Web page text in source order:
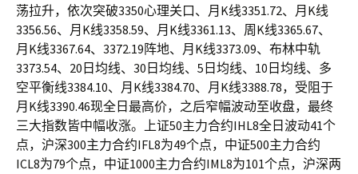
荡拉升，依次突破3350心理关口、月K线3351.72、月K线
3356.56、月K线3358.59、月K线3361.13、周K线3365.67、
月K线3367.64、3372.19阵地、月K线3373.09、布林中轨
3373.54、20日均线、30日均线、5日均线、10日均线、多
空平衡线3384.10、月K线3384.70、月K线3388.78，受阻于
月K线3390.46现全日最高价，之后窄幅波动至收盘，最终
三大指数皆中幅收涨。上证50主力合约IHL8全日波动41个
点，沪深300主力合约IFL8为49个点，中证500主力合约
ICL8为79个点，中证1000主力合约IML8为101个点，沪深两